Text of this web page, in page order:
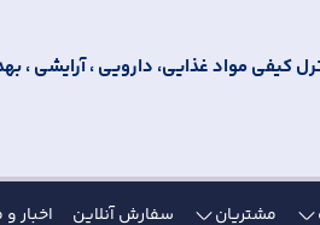
کیفی مواد غذایی، دارویی ، آرایشی ،
اخبار مشتریان سفارش آنلاین